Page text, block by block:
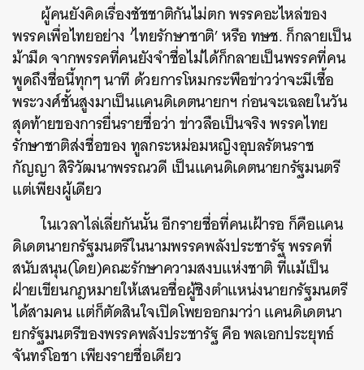
ผู้คนยังคิดเรื่องชัชชาติกันไม่ตก พรรคอะไหล่ของ
พรรคเพื่อไทยอย่าง ‘ไทยรักษาชาติ’ หรือ ทษช. ก็กลายเป็น
ม้ามืด จากพรรคที่คนยังจำชื่อไม่ได้ก็กลายเป็นพรรคที่คน
พูดถึงชื่อนี้ทุกๆ นาที ด้วยการโหมกระพือข่าวว่าจะมีเชื้อ
พระวงศ์ชั้นสูงมาเป็นแคนดิเดตนายกฯ ก่อนจะเฉลยในวัน
สุดท้ายของการยื่นรายชื่อว่า ข่าวลือเป็นจริง พรรคไทย
รักษาชาติส่งชื่อของ ทูลกระหม่อมหญิงอุบลรัตนราช
กัญญา สิริวัฒนาพรรณวดี เป็นแคนดิเดตนายกรัฐมนตรี
แต่เพียงผู้เดียว
ในเวลาไล่เลี่ยกันนั้น อีกรายชื่อที่คนเฝ้ารอ ก็คือแคน
ดิเดตนายกรัฐมนตรีในนามพรรคพลังประชารัฐ พรรคที่
สนับสนุน(โดย)คณะรักษาความสงบแห่งชาติ ที่แม้เป็น
ฝ่ายเขียนกฎหมายให้เสนอชื่อผู้ชิงตำแหน่งนายกรัฐมนตรี
ได้สามคน แต่ก็ตัดสินใจเปิดโพยออกมาว่า แคนดิเดตนา
ยกรัฐมนตรีของพรรคพลังประชารัฐ คือ พลเอกประยุทธ์
จันทร์โอชา เพียงรายชื่อเดียว